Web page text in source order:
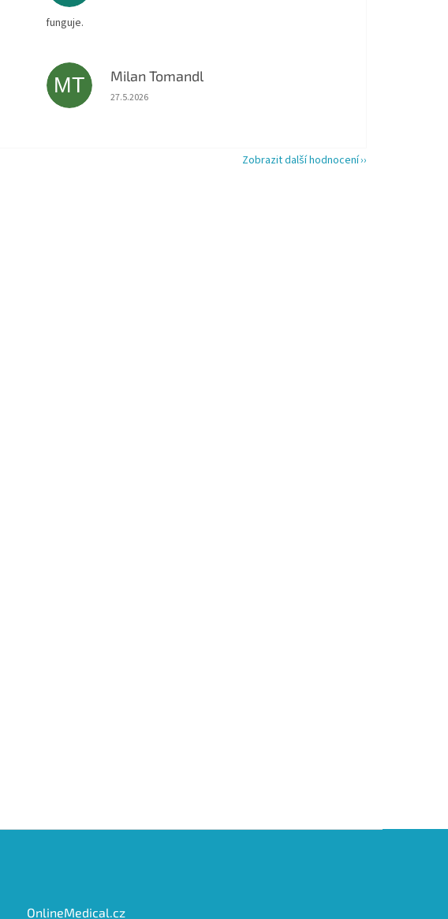
funguje.
MT Milan Tomandl
Hodnocení obchodu je 5 z 5 hvězdiček.
27.5.2026
Zobrazit další hodnocení
OnlineMedical.cz